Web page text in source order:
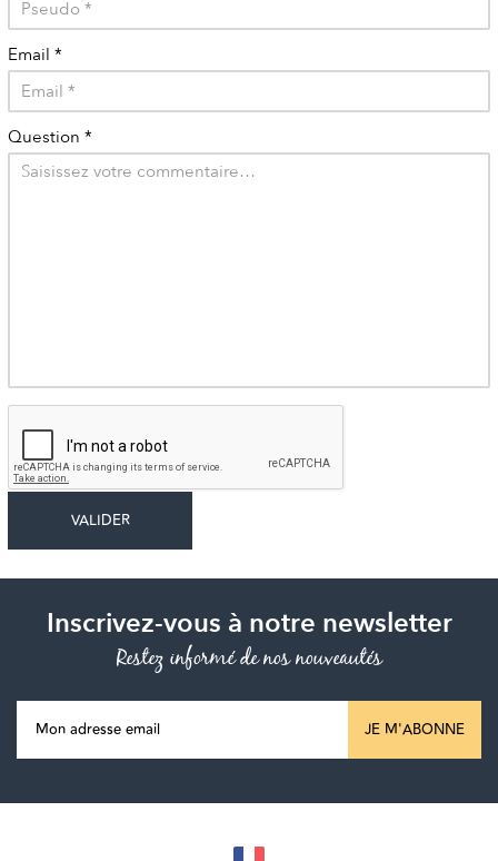
Email *
Question *
Inscrivez-vous à notre newsletter
Restez informé de nos nouveautés
JE M'ABONNE